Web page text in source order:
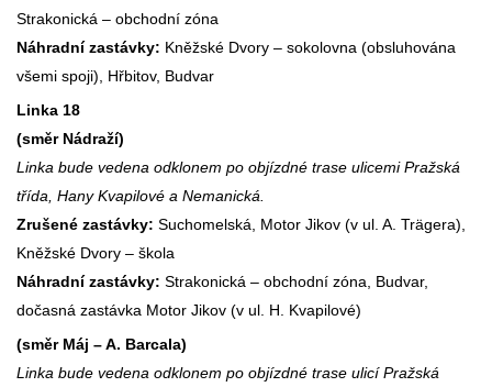
Strakonická – obchodní zóna
Náhradní zastávky: Kněžské Dvory – sokolovna (obsluhována
všemi spoji), Hřbitov, Budvar
Linka 18
(směr Nádraží)
Linka bude vedena odklonem po objízdné trase ulicemi Pražská
třída, Hany Kvapilové a Nemanická.
Zrušené zastávky: Suchomelská, Motor Jikov (v ul. A. Trägera),
Kněžské Dvory – škola
Náhradní zastávky: Strakonická – obchodní zóna, Budvar,
dočasná zastávka Motor Jikov (v ul. H. Kvapilové)
(směr Máj – A. Barcala)
Linka bude vedena odklonem po objízdné trase ulicí Pražská